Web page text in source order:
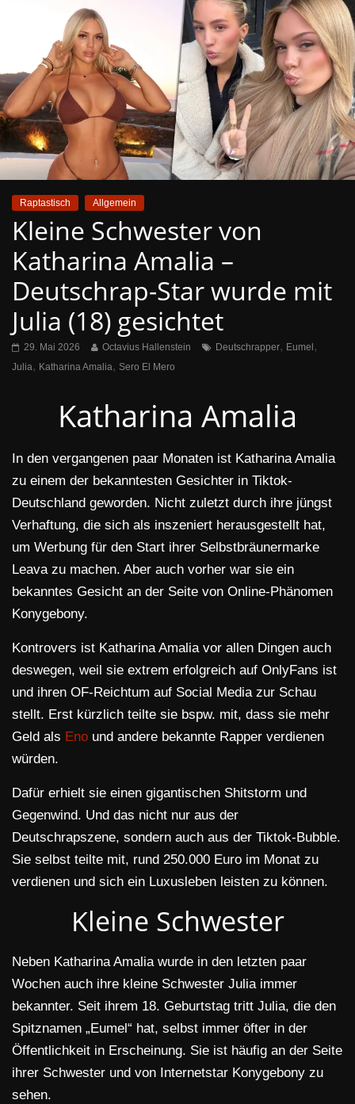
Raptastisch Allgemein
Kleine Schwester von
Katharina Amalia –
Deutschrap-Star wurde mit
Julia (18) gesichtet
29. Mai 2026 Octavius Hallenstein Deutschrapper, Eumel ,
Julia, Katharina Amalia, Sero El Mero
Katharina Amalia
In den vergangenen paar Monaten ist Katharina Amalia
zu einem der bekanntesten Gesichter in Tiktok-
Deutschland geworden. Nicht zuletzt durch ihre jüngst
Verhaftung, die sich als inszeniert herausgestellt hat,
um Werbung für den Start ihrer Selbstbräunermarke
Leava zu machen. Aber auch vorher war sie ein
bekanntes Gesicht an der Seite von Online-Phänomen
Konygebony.
Kontrovers ist Katharina Amalia vor allen Dingen auch
deswegen, weil sie extrem erfolgreich auf OnlyFans ist
und ihren OF-Reichtum auf Social Media zur Schau
stellt. Erst kürzlich teilte sie bspw. mit, dass sie mehr
Geld als Eno und andere bekannte Rapper verdienen
würden.
Dafür erhielt sie einen gigantischen Shitstorm und
Gegenwind. Und das nicht nur aus der
Deutschrapszene, sondern auch aus der Tiktok-Bubble.
Sie selbst teilte mit, rund 250.000 Euro im Monat zu
verdienen und sich ein Luxusleben leisten zu können.
Kleine Schwester
Neben Katharina Amalia wurde in den letzten paar
Wochen auch ihre kleine Schwester Julia immer
bekannter. Seit ihrem 18. Geburtstag tritt Julia, die den
Spitznamen „Eumel“ hat, selbst immer öfter in der
Öffentlichkeit in Erscheinung. Sie ist häufig an der Seite
ihrer Schwester und von Internetstar Konygebony zu
sehen.